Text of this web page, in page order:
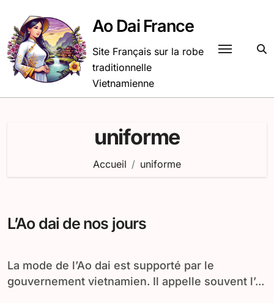
contenu
Ao Dai France
Site Français sur la robe
traditionnelle
Vietnamienne
uniforme
Accueil uniforme
L’Ao dai de nos jours
La mode de l’Ao dai est supporté par le
gouvernement vietnamien. Il appelle souvent l’...